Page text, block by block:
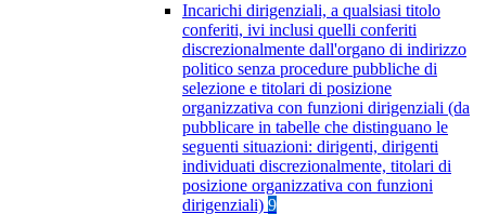
Incarichi dirigenziali, a qualsiasi titolo
conferiti, ivi inclusi quelli conferiti
discrezionalmente dall'organo di indirizzo
politico senza procedure pubbliche di
selezione e titolari di posizione
organizzativa con funzioni dirigenziali (da
pubblicare in tabelle che distinguano le
seguenti situazioni: dirigenti, dirigenti
individuati discrezionalmente, titolari di
posizione organizzativa con funzioni
dirigenziali) 9